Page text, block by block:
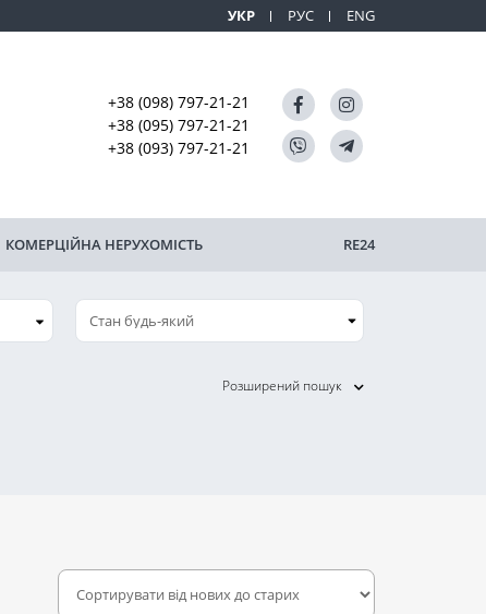
УКР РУС ENG
+38 (098) 797-21-21
+38 (095) 797-21-21
+38 (093) 797-21-21
КОМЕРЦІЙНА НЕРУХОМІСТЬ RE24
Розширений пошук